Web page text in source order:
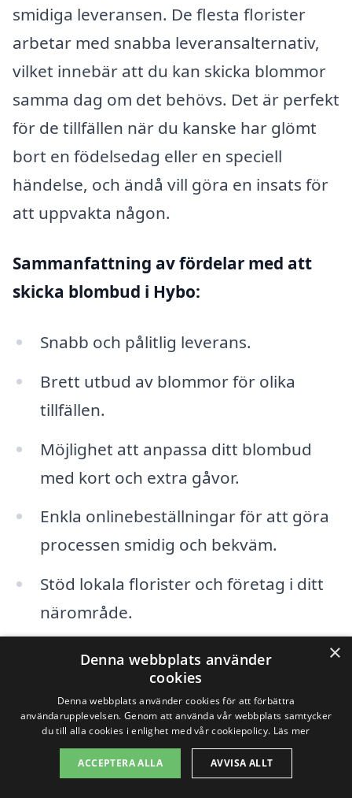
smidiga leveransen. De flesta florister
arbetar med snabba leveransalternativ,
vilket innebär att du kan skicka blommor
samma dag om det behövs. Det är perfekt
för de tillfällen när du kanske har glömt
bort en födelsedag eller en speciell
händelse, och ändå vill göra en insats för
att uppvakta någon.
Sammanfattning av fördelar med att
skicka blombud i Hybo:
Snabb och pålitlig leverans.
Brett utbud av blommor för olika
tillfällen.
Möjlighet att anpassa ditt blombud
med kort och extra gåvor.
Enkla onlinebeställningar för att göra
processen smidig och bekväm.
Stöd lokala florister och företag i ditt
närområde.
Så nästa gång du funderar på att skicka
att blommor är en tidlös och alltid
uppskattad gåva. Oavsett om det är för
en glad eller sorglig anledning, skicka
×
Denna webbplats använder
cookies
Denna webbplats använder cookies för att förbättra
användarupplevelsen. Genom att använda vår webbplats samtycker
du till alla cookies i enlighet med vår cookiepolicy. Läs mer
ACCEPTERA ALLA AVVISA ALLT